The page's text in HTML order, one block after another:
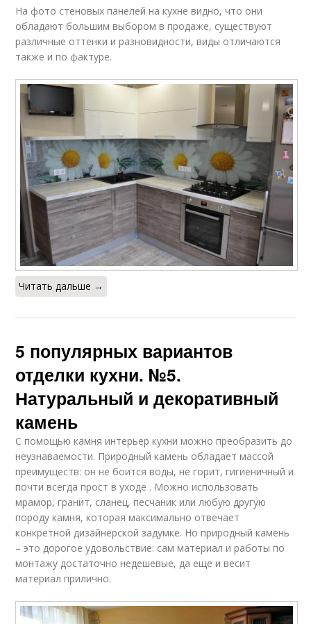
На фото стеновых панелей на кухне видно, что они
обладают большим выбором в продаже, существуют
различные оттенки и разновидности, виды отличаются
также и по фактуре.
Читать дальше →
5 популярных вариантов
отделки кухни. №5.
Натуральный и декоративный
камень
С помощью камня интерьер кухни можно преобразить до
неузнаваемости. Природный камень обладает массой
преимуществ: он не боится воды, не горит, гигиеничный и
почти всегда прост в уходе . Можно использовать
мрамор, гранит, сланец, песчаник или любую другую
породу камня, которая максимально отвечает
конкретной дизайнерской задумке. Но природный камень
– это дорогое удовольствие: сам материал и работы по
монтажу достаточно недешевые, да еще и весит
материал прилично.